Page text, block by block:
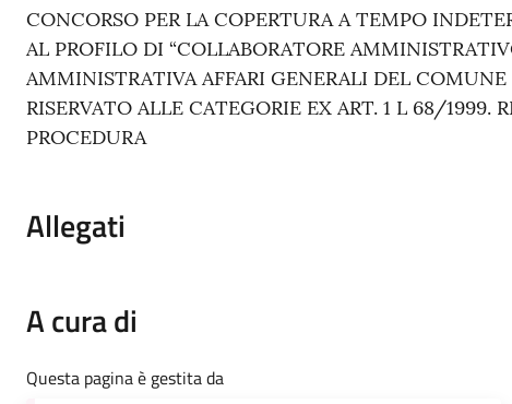
Contenuto
CONCORSO PER LA COPERTURA A TEMPO
AL PROFILO DI “COLLABORATORE
AMMINISTRATIVA AFFARI GENERALI DEL
RISERVATO ALLE CATEGORIE EX ART. 1 L 68/1999.
PROCEDURA
Allegati
A cura di
Questa pagina è gestita da